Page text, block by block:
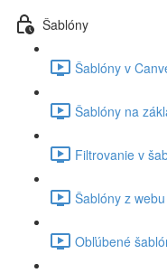
Šablóny
Šablóny v
Šablóny na
Filtrovanie v
Šablóny z
Obľúbené